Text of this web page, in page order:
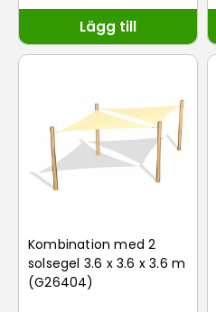
Lägg till
Kombination med 2
solsegel 3.6 x 3.6 x 3.6 m
(G26404)